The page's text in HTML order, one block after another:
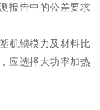
报告中的公差要求
机锁模力及材料比
应选择大功率加热